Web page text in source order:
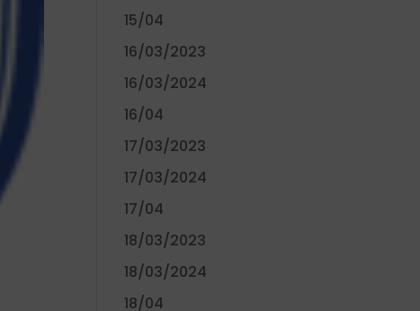
15/04
16/03/2023
16/03/2024
16/04
17/03/2023
17/03/2024
17/04
18/03/2023
18/03/2024
18/04